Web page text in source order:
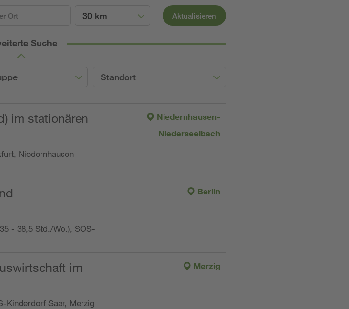
30 km Aktualisieren
Suche
Standort
im stationären
Niedernhausen-
Niedernhausen-
Niederseelbach
- 38,5 Std./Wo.), SOS-
Berlin
im
Kinderdorf Saar, Merzig
Merzig